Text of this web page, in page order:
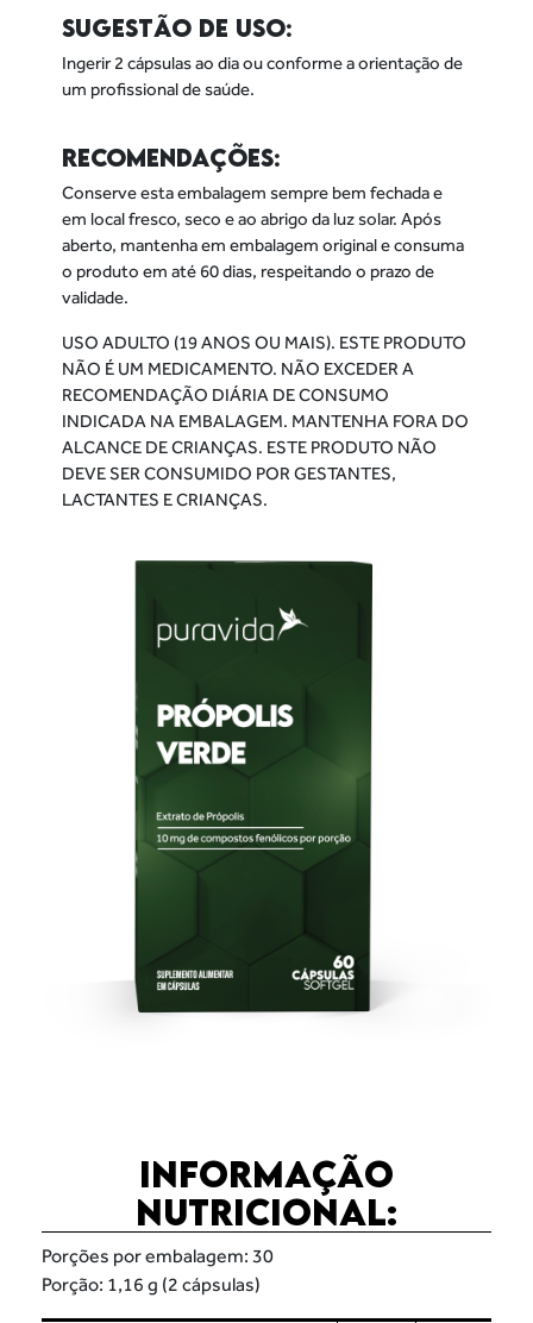
SUGESTÃO DE USO:
Ingerir 2 cápsulas ao dia ou conforme a orientação de
um profissional de saúde.
RECOMENDAÇÕES:
Conserve esta embalagem sempre bem fechada e
em local fresco, seco e ao abrigo da luz solar. Após
aberto, mantenha em embalagem original e consuma
o produto em até 60 dias, respeitando o prazo de
validade.
USO ADULTO (19 ANOS OU MAIS). ESTE PRODUTO
NÃO É UM MEDICAMENTO. NÃO EXCEDER A
RECOMENDAÇÃO DIÁRIA DE CONSUMO
INDICADA NA EMBALAGEM. MANTENHA FORA DO
ALCANCE DE CRIANÇAS. ESTE PRODUTO NÃO
DEVE SER CONSUMIDO POR GESTANTES,
LACTANTES E CRIANÇAS.
INFORMAÇÃO
NUTRICIONAL:
Porções por embalagem: 30
Porção: 1,16 g (2 cápsulas)